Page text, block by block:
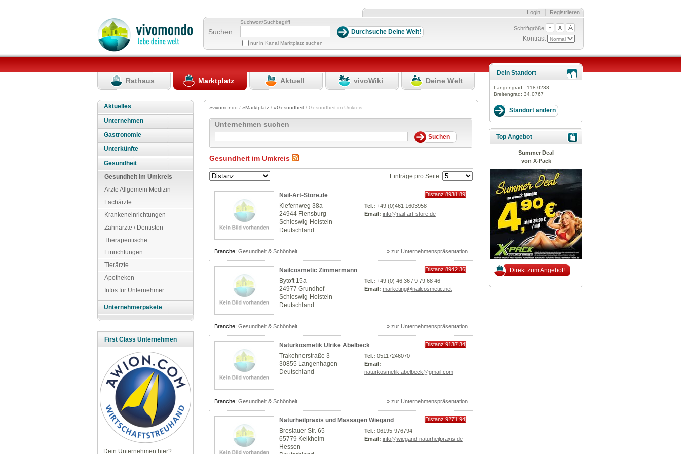
Registrieren
Login
Suchen
Suchwort/Suchbegriff
nur in Kanal Marktplatz suchen
Schriftgröße
Kontrast
Rathaus Marktplatz Aktuell vivoWiki Deine Welt
Aktuelles
Unternehmen
Gastronomie
Unterkünfte
Gesundheit
Gesundheit im Umkreis
Ärzte Allgemein Medizin
Fachärzte
Krankeneinrichtungen
Zahnärzte / Dentisten
Therapeutische
Einrichtungen
Tierärzte
Apotheken
Infos für Unternehmer
Unternehmerpakete
First Class Unternehmen
Dein Unternehmen hier?
»vivomondo / »Marktplatz/ »Gesundheit/ Gesundheit im Umkreis
Unternehmen suchen
Gesundheit im Umkreis
Einträge pro Seite:
Nail-Art-Store.de
Distanz 8931.89
Kiefernweg 38a
24944 Flensburg
Schleswig-Holstein
Deutschland
Tel.: +49 (0)461 1603958
Email: info@nail-art-store.de
Branche: Gesundheit & Schönheit » zur Unternehmenspräsentation
Nailcosmetic Zimmermann
Distanz 8942.36
Bytoft 15a
24977 Grundhof
Schleswig-Holstein
Deutschland
Tel.: +49 (0) 46 36 / 9 79 68 46
Email: marketing@nailcosmetic.net
Branche: Gesundheit & Schönheit » zur Unternehmenspräsentation
Naturkosmetik Ulrike Abelbeck
Distanz 9137.34
Trakehnerstraße 3
30855 Langenhagen
Deutschland
Tel.: 05117246070
Email:
naturkosmetik.abelbeck@gmail.com
Branche: Gesundheit & Schönheit » zur Unternehmenspräsentation
Naturheilpraxis und Massagen Wiegand
Distanz 9271.94
Breslauer Str. 65
65779 Kelkheim
Hessen
Tel.: 06195-976794
Email: info@wiegand-naturheilpraxis.de
Dein Standort
Längengrad: -118.0238
Breitengrad: 34.0767
Top Angebot
Summer Deal
von X-Pack
Direkt zum Angebot!